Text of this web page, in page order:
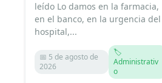
leído Lo damos en la farmacia,
en el banco, en la urgencia del
hospital,...
📅 5 de agosto de
2026
🏷️
Administrativ
o